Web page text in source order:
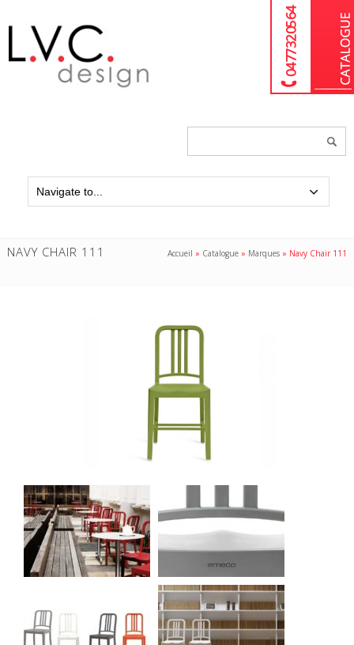
04 77 32 05 64
NAVY CHAIR 111 Accueil » Catalogue » Marques » Navy Chair 111